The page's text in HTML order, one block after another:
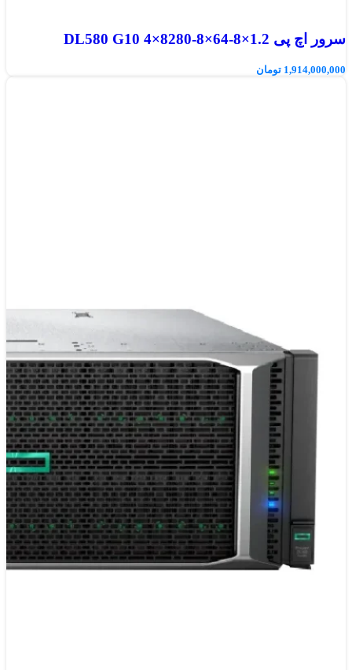
سرور اچ پی DL580 G10 4×8280-8×64-8×1.2
1,914,000,000 تومان